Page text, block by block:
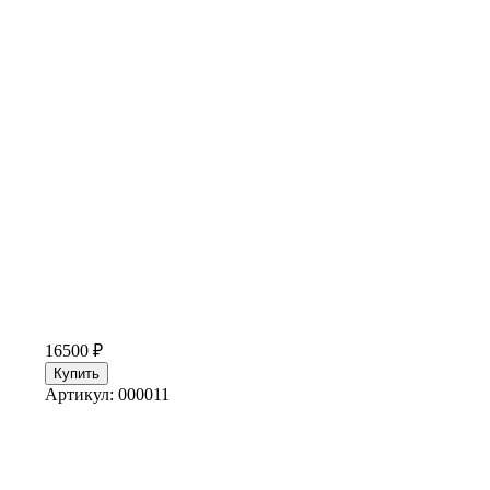
16500 ₽
Артикул: 000011